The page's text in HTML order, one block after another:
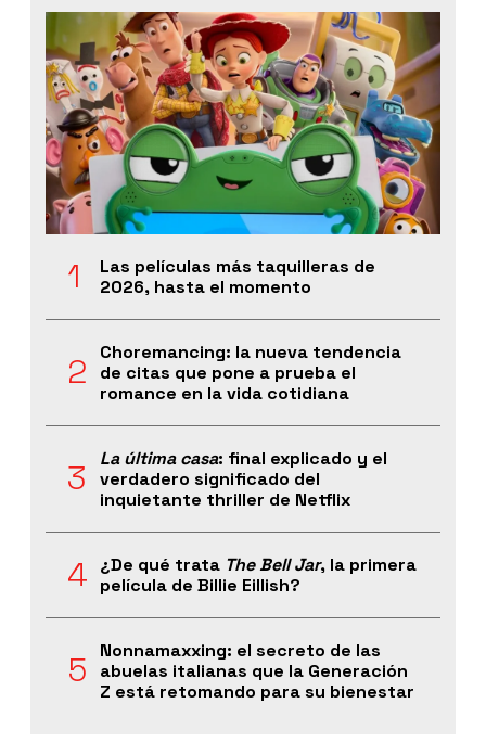
Las películas más taquilleras de
2026, hasta el momento
Choremancing: la nueva tendencia
de citas que pone a prueba el
romance en la vida cotidiana
La última casa: final explicado y el
verdadero significado del
inquietante thriller de Netflix
¿De qué trata The Bell Jar, la primera
película de Billie Eillish?
Nonnamaxxing: el secreto de las
abuelas italianas que la Generación
Z está retomando para su bienestar